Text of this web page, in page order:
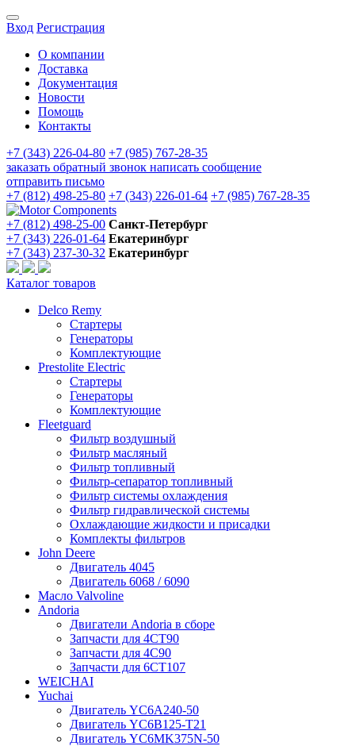
Вход Регистрация
О компании
Доставка
Документация
Новости
Помощь
Контакты
+7 (343) 226-04-80 +7 (985) 767-28-35
заказать обратный звонок написать сообщение
отправить письмо
+7 (812) 498-25-80 +7 (343) 226-01-64 +7 (985) 767-28-35
+7 (812) 498-25-00 Санкт-Петербург
+7 (343) 226-01-64 Екатеринбург
+7 (343) 237-30-32 Екатеринбург
Каталог товаров
Delco Remy
Стартеры
Генераторы
Комплектующие
Prestolite Electric
Стартеры
Генераторы
Комплектующие
Fleetguard
Фильтр воздушный
Фильтр масляный
Фильтр топливный
Фильтр-сепаратор топливный
Фильтр системы охлаждения
Фильтр гидравлической системы
Охлаждающие жидкости и присадки
Комплекты фильтров
John Deere
Двигатель 4045
Двигатель 6068 / 6090
Масло Valvoline
Andoria
Двигатели Andoria в сборе
Запчасти для 4CT90
Запчасти для 4С90
Запчасти для 6CT107
WEICHAI
Yuchai
Двигатель YC6A240-50
Двигатель YC6B125-T21
Двигатель YC6MK375N-50